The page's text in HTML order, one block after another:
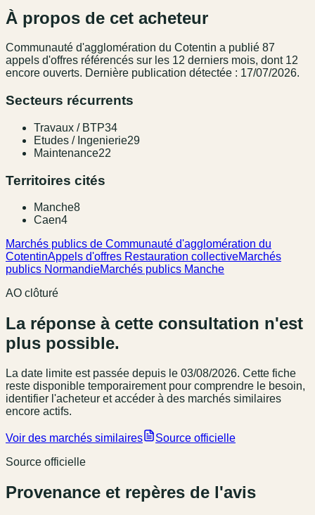
À propos de cet acheteur
Communauté d'agglomération du Cotentin a publié 87
appel s d'offres référencés sur les 12 derniers mois, dont 12
encore ouverts. Dernière publication détectée : 17/07/2026.
Secteurs récurrents
Travaux / BTP34
Etudes / Ingenierie29
Maintenance22
Territoires cités
Manche8
Caen4
Marchés publics de Communauté d'agglomération du
CotentinAppels d'offres Restauration collectiveMarchés
publics NormandieMarchés publics Manche
AO clôturé
La réponse à cette consultation n'est
plus possible.
La date limite est passée depuis le 03/08/2026. Cette fiche
reste disponible temporairement pour comprendre le besoin,
identifier l'acheteur et accéder à des marchés similaires
encore actifs.
Voir des marchés similaires
Source officielle
Source officielle
Provenance et repères de l'avis